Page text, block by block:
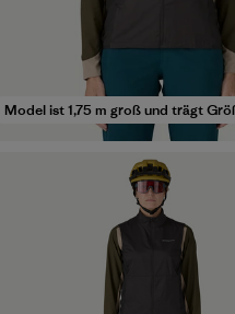
Model ist 1,75 m groß und trägt